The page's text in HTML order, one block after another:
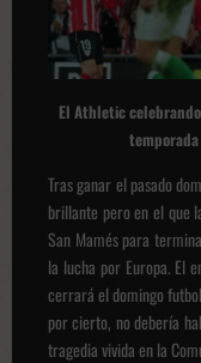
El Athletic
temporada
Tras ganar el pasado
brillante pero en el que
San Mamés para
la lucha por Europa. El
cerrará el domingo
por cierto, no debería
tragedia vivida en la